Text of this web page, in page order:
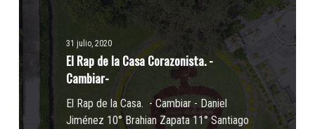
Corazonista.
Cambiar-
31 julio, 2020
El Rap de la Casa Corazonista. -
Cambiar-
El Rap de la Casa. - Cambiar - Daniel
Jiménez 10° Brahian Zapata 11° Santiago